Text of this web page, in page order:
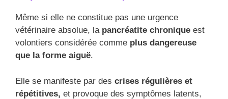
Même si elle ne constitue pas une urgence
vétérinaire absolue, la pancréatite chronique est
volontiers considérée comme plus dangereuse
que la forme aiguë.
Elle se manifeste par des crises régulières et
répétitives, et provoque des symptômes latents,